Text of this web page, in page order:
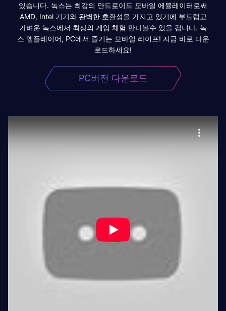
있습니다. 녹스는 최강의 안드로이드 모바일 에뮬레이터로써
AMD, Intel 기기와 완벽한 호환성을 가지고 있기에 부드럽고
가벼운 녹스에서 최상의 게임 체험 만나볼수 있을 겁니다. 녹
스 앱플레이어, PC에서 즐기는 모바일 라이프! 지금 바로 다운
로드하세요!
PC버전 다운로드